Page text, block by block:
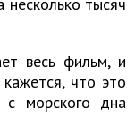
несколько тысяч
весь фильм, и
что это
с морского дна